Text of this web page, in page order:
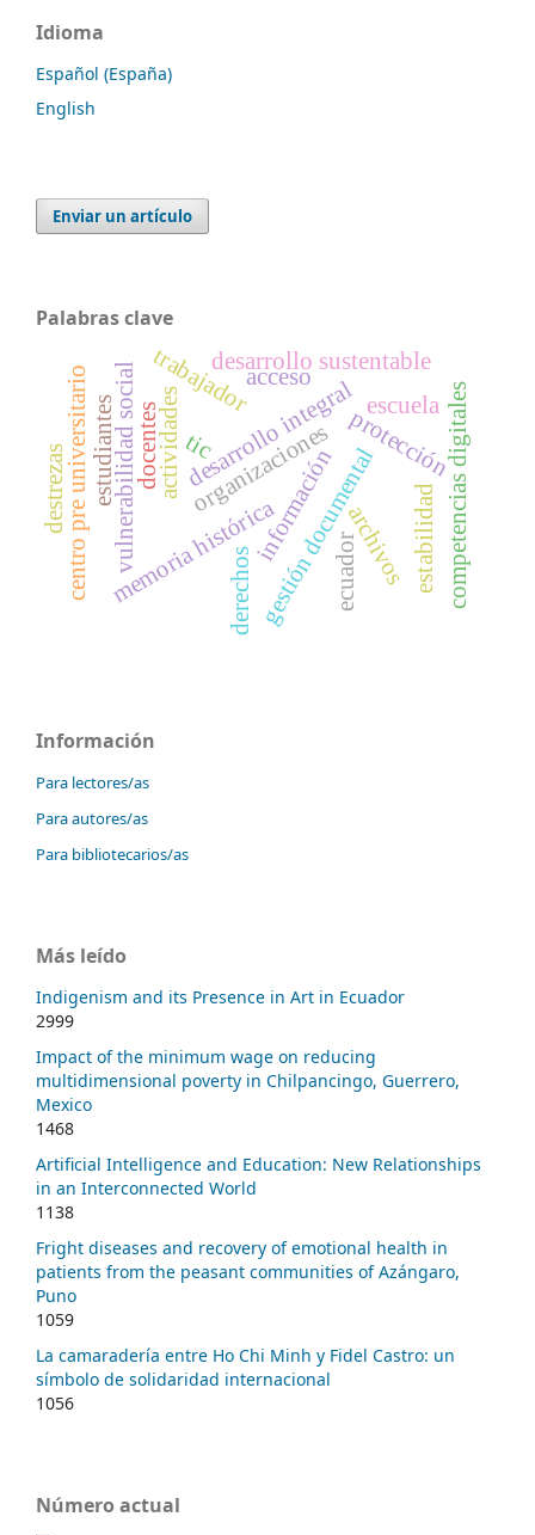
Idioma
Español (España)
English
Enviar un artículo
Palabras clave
gestión documental
archivos
memoria histórica
organizaciones
información
desarrollo integralprotección
vulnerabilidad social ecuador
actividades competencias digitales
tic
desarrollo sustentable
trabajador
derechos estabilidad
docentes escuela
estudiantes
acceso
centro pre universitario
destrezas
Información
Para lectores/as
Para autores/as
Para bibliotecarios/as
Más leído
Indigenism and its Presence in Art in Ecuador
2999
Impact of the minimum wage on reducing
multidimensional poverty in Chilpancingo, Guerrero,
Mexico
1468
Artificial Intelligence and Education: New Relationships
in an Interconnected World
1138
Fright diseases and recovery of emotional health in
patients from the peasant communities of Azángaro,
Puno
1059
La camaradería entre Ho Chi Minh y Fidel Castro: un
símbolo de solidaridad internacional
1056
Número actual